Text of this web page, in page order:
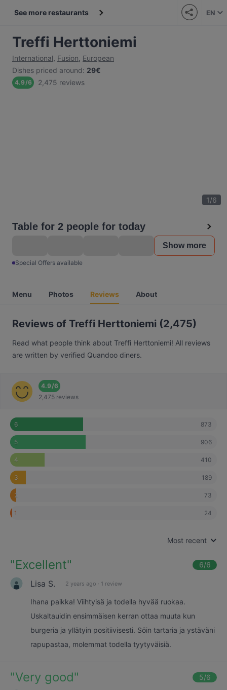
See more restaurants EN
Treffi Herttoniemi
International, Fusion, European
Dishes priced around: 29€
4.9/6 2,475 reviews
1/6
Table for 2 people for today
Show more
Special Offers available
Menu Photos Reviews About
Reviews of Treffi Herttoniemi (2,475)
Read what people think about Treffi Herttoniemi! All reviews
are written by verified Quandoo diners.
4.9/6
2,475 reviews
6 873
5 906
4 410
3 189
2 73
1 24
Most recent
"Excellent" 6/6
Lisa S. 2 years ago · 1 review
Ihana paikka! Viihtyisä ja todella hyvää ruokaa.
Uskaltauidin ensimmäisen kerran ottaa muuta kun
burgeria ja yllätyin positiivisesti. Söin tartaria ja ystäväni
rapupastaa, molemmat todella tyytyväisiä.
"Very good" 5/6